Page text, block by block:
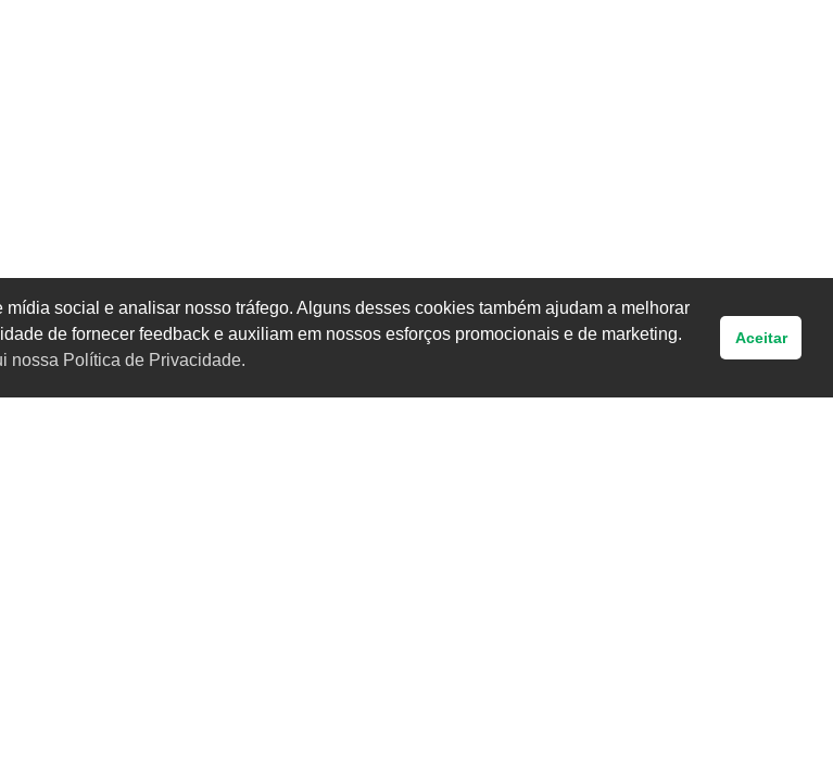
social e analisar nosso tráfego. Alguns desses cookies também ajudam a melhorar
de fornecer feedback e auxiliam em nossos esforços promocionais e de marketing.
nossa Política de Privacidade.
Aceitar